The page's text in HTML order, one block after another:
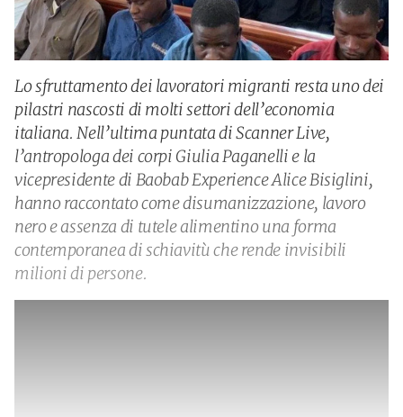
Lo sfruttamento dei lavoratori migranti resta uno dei
pilastri nascosti di molti settori dell’economia
italiana. Nell’ultima puntata di Scanner Live,
l’antropologa dei corpi Giulia Paganelli e la
vicepresidente di Baobab Experience Alice Bisiglini,
hanno raccontato come disumanizzazione, lavoro
nero e assenza di tutele alimentino una forma
contemporanea di schiavitù che rende invisibili
milioni di persone.